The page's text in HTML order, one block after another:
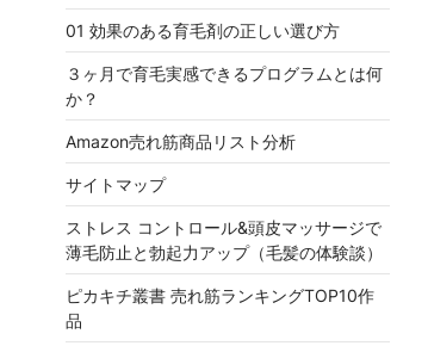
01 効果のある育毛剤の正しい選び方
３ヶ月で育毛実感できるプログラムとは何
か？
Amazon売れ筋商品リスト分析
サイトマップ
ストレス コントロール&頭皮マッサージで
薄毛防止と勃起力アップ（毛髪の体験談）
ピカキチ叢書 売れ筋ランキングTOP10作
品